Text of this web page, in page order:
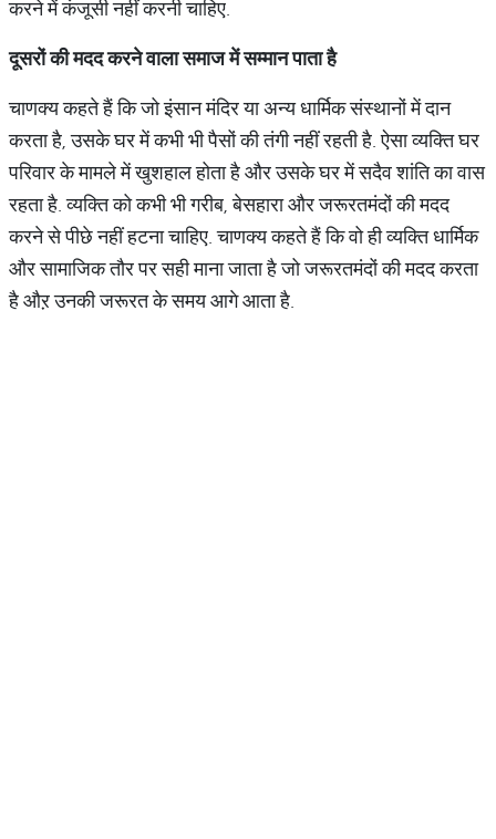
करने में कंजूसी नहीं करनी चाहिए.
दूसरोंकीमददकरनेवालासमाजमेंसम्मानपाताहै
चाणक्य कहते हैं कि जो इंसान मंदिर या अन्य धार्मिक संस्थानों में दान
करता है, उसके घर में कभी भी पैसों की तंगी नहीं रहती है. ऐसा व्यक्ति घर
परिवार के मामले में खुशहाल होता है और उसके घर में सदैव शांति का वास
रहता है. व्यक्ति को कभी भी गरीब, बेसहारा और जरूरतमंदों की मदद
करने से पीछे नहीं हटना चाहिए. चाणक्य कहते हैं कि वो ही व्यक्ति धार्मिक
और सामाजिक तौर पर सही माना जाता है जो जरूरतमंदों की मदद करता
है औऱ उनकी जरूरत के समय आगे आता है.